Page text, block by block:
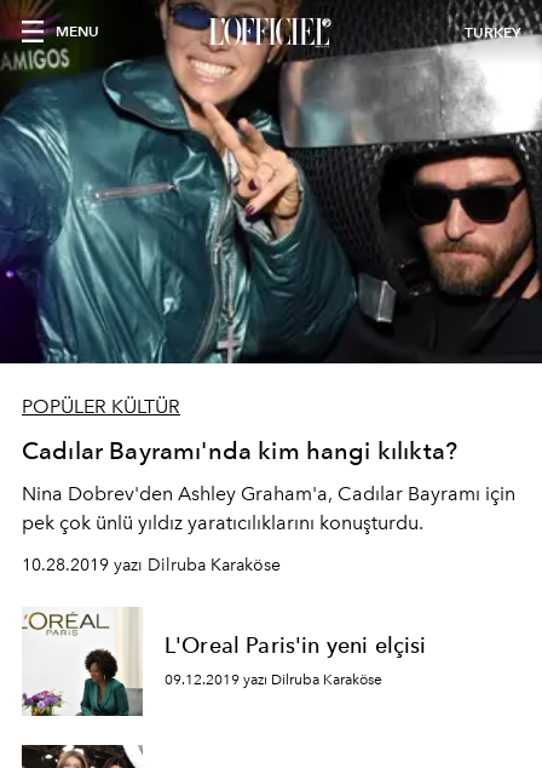
MENU TURKEY
POPÜLER KÜLTÜR
Cadılar Bayramı'nda kim hangi kılıkta?
Nina Dobrev'den Ashley Graham'a, Cadılar Bayramı için
pek çok ünlü yıldız yaratıcılıklarını konuşturdu.
10.28.2019 yazı Dilruba Karaköse
L'Oreal Paris'in yeni elçisi
09.12.2019 yazı Dilruba Karaköse